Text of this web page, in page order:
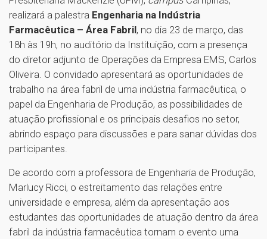
realizará a palestra Engenharia na Indústria
Farmacêutica – Área Fabril, no dia 23 de março, das
18h às 19h, no auditório da Instituição, com a presença
do diretor adjunto de Operações da Empresa EMS, Carlos
Oliveira. O convidado apresentará as oportunidades de
trabalho na área fabril de uma indústria farmacêutica, o
papel da Engenharia de Produção, as possibilidades de
atuação profissional e os principais desafios no setor,
abrindo espaço para discussões e para sanar dúvidas dos
participantes.
De acordo com a professora de Engenharia de Produção,
Marlucy Ricci, o estreitamento das relações entre
universidade e empresa, além da apresentação aos
estudantes das oportunidades de atuação dentro da área
fabril da indústria farmacêutica tornam o evento uma